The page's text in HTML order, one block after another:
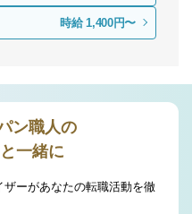
時給 1,400円〜
ン職人の
一緒に
ーがあなたの転職活動を徹